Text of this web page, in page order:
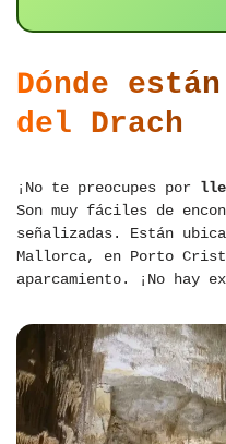
Dónde
del Drach
¡No te preocupes por
Son muy fáciles de
señalizadas. Están
Mallorca, en Porto
aparcamiento. ¡No hay